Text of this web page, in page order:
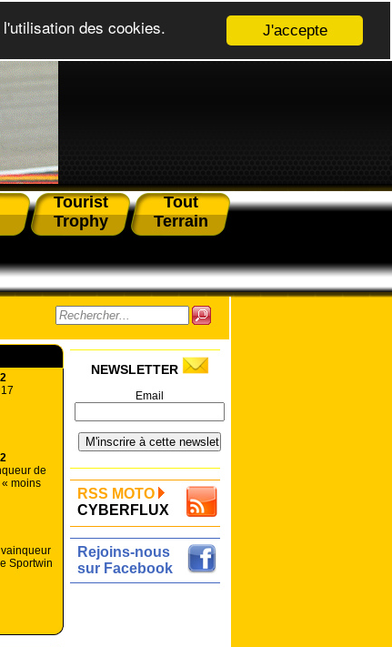
Tourist
Trophy
Tout
Terrain
de
« moins
Sportwin
NEWSLETTER
Email
RSS MOTO
CYBERFLUX
Rejoins-nous
sur Facebook
J'accepte
des cookies.